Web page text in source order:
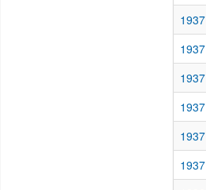
1937
1937
1937
1937
1937
1937